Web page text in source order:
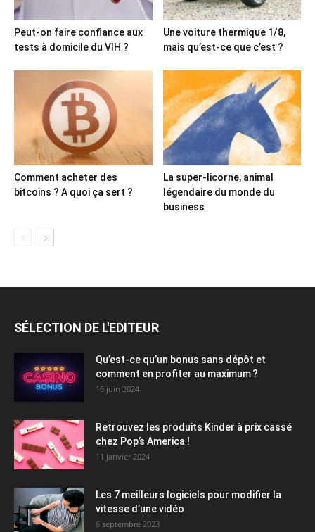
Peut-on faire confiance aux
tests à domicile du VIH ?
Une voiture thermique 1/8,
mais qu’est-ce que c’est ?
Comment acheter des
bitcoins ? A quoi ça sert ?
La super-licorne, animal
légendaire du monde du
business
SÉLECTION DE L'EDITEUR
Qu’est-ce qu’un bonus sans dépôt et
comment en profiter au maximum ?
16 juin 2024
Retrouvez les produits Kinder à prix cassé
chez Pop’s America !
11 janvier 2024
Les 7 meilleurs logiciels pour modifier la
vitesse d’une vidéo
6 septembre 2023